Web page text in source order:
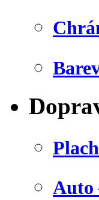
Auto